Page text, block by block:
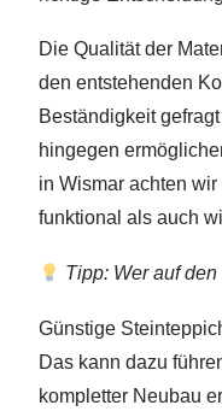
Die Qualität der
den entstehenden
Beständigkeit
hingegen
in Wismar achten
funktional als auch
Tipp: Wer auf
Günstige
Das kann dazu
kompletter Neubau